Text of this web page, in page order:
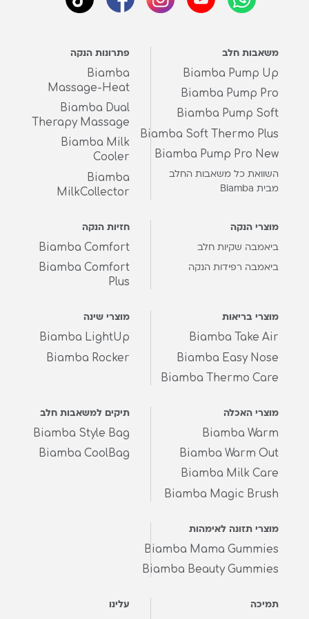
משאבות חלב
Biamba Pump Up
Biamba Pump Pro
Biamba Pump Soft
Biamba Soft Thermo Plus
Biamba Pump Pro New
השוואת כל משאבות החלב
מבית Biamba
פתרונות הנקה
Biamba
Massage-Heat
Biamba Dual
Therapy Massage
Biamba Milk
Cooler
Biamba
MilkCollector
מוצרי הנקה
ביאמבה שקיות חלב
ביאמבה רפידות הנקה
חזיות הנקה
Biamba Comfort
Biamba Comfort
Plus
מוצרי בריאות
Biamba Take Air
Biamba Easy Nose
Biamba Thermo Care
מוצרי שינה
Biamba LightUp
Biamba Rocker
מוצרי האכלה
Biamba Warm
Biamba Warm Out
Biamba Milk Care
Biamba Magic Brush
תיקים למשאבות חלב
Biamba Style Bag
Biamba CoolBag
מוצרי תזונה לאימהות
Biamba Mama Gummies
Biamba Beauty Gummies
תמיכה עלינו